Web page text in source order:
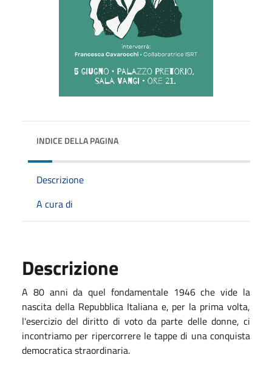
INDICE DELLA PAGINA
Descrizione
A cura di
Descrizione
A 80 anni da quel fondamentale 1946 che vide la
nascita della Repubblica Italiana e, per la prima volta,
l'esercizio del diritto di voto da parte delle donne, ci
incontriamo per ripercorrere le tappe di una conquista
democratica straordinaria.